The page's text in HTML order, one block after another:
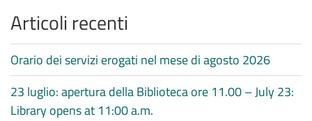
Articoli recenti
Orario dei servizi erogati nel mese di agosto 2026
23 luglio: apertura della Biblioteca ore 11.00 – July 23:
Library opens at 11:00 a.m.